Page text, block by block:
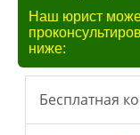
Наш юрист
ниже: